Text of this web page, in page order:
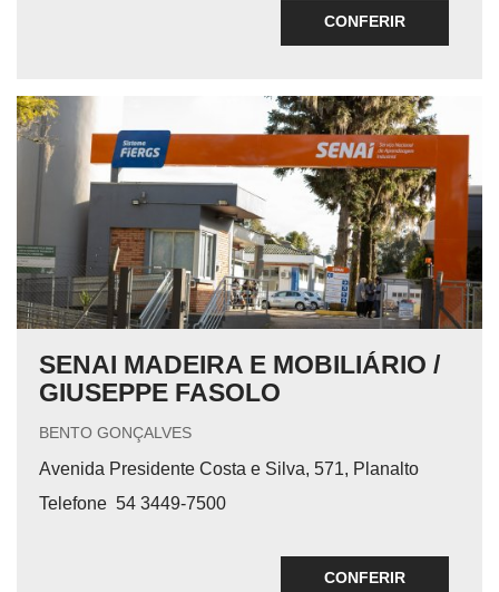
CONFERIR
SENAI MADEIRA E MOBILIÁRIO /
GIUSEPPE FASOLO
BENTO GONÇALVES
Avenida Presidente Costa e Silva, 571, Planalto
Telefone 54 3449-7500
CONFERIR